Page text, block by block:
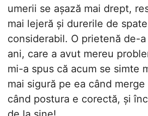
umerii se așază mai drept,
mai lejeră și durerile de
considerabil. O prietenă de-
ani, care a avut mereu
mi-a spus că acum se simte
mai sigură pe ea când merge
când postura e corectă, și